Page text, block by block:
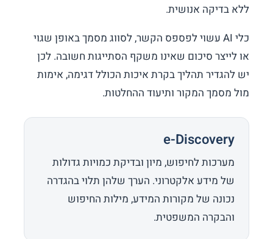
ללא בדיקה אנושית.
כלי AI עשוי לפספס הקשר, לסווג מסמך באופן שגוי
או לייצר סיכום שאינו משקף הסתייגות חשובה. לכן
יש להגדיר תהליך בקרת איכות הכולל דגימה, אימות
מול מסמך המקור ותיעוד ההחלטות.
e-Discovery
מערכות לחיפוש, מיון ובדיקת כמויות גדולות
של מידע אלקטרוני. הערך שלהן תלוי בהגדרה
נכונה של מקורות המידע, מילות החיפוש
והבקרה המשפטית.